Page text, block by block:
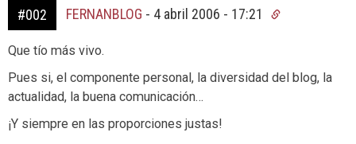
#002 FERNANBLOG - 4 abril 2006 - 17:21
Que tío más vivo.
Pues si, el componente personal, la diversidad del blog, la
actualidad, la buena comunicación…
¡Y siempre en las proporciones justas!